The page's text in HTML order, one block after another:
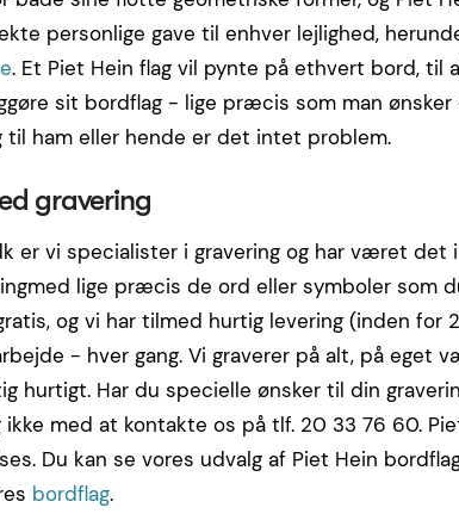
personlige gave til enhver lejlighed,
. Et Piet Hein flag vil pynte på ethvert bord, til
sit bordflag - lige præcis som man
til ham eller hende er det intet problem.
gravering
er vi specialister i gravering og har været det
lige præcis de ord eller symboler som
og vi har tilmed hurtig levering (inden for
- hver gang. Vi graverer på alt, på eget
hurtigt. Har du specielle ønsker til din
med at kontakte os på tlf. 20 33 76 60.
Du kan se vores udvalg af Piet Hein
bordflag.